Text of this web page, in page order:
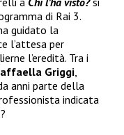
di Rai 3.
guidato la
l’attesa per
l’eredità. Tra i
Griggi,
anni parte della
indicata